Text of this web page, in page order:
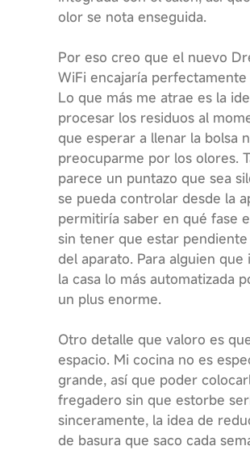
olor se nota enseguida.
Por eso creo que el nuevo
WiFi encajaría
Lo que más me atrae es la
procesar los residuos al
que esperar a llenar la bolsa
preocuparme por los olores.
parece un puntazo que sea
se pueda controlar desde la
permitiría saber en qué fase
sin tener que estar
del aparato. Para alguien
la casa lo más automatizada
un plus enorme.
Otro detalle que valoro es
espacio. Mi cocina no es
grande, así que poder
fregadero sin que estorbe
sinceramente, la idea de
de basura que saco cada